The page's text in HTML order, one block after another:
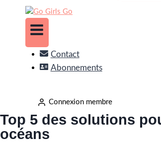
Contact
Abonnements
Connexion membre
Top 5 des solutions
océans